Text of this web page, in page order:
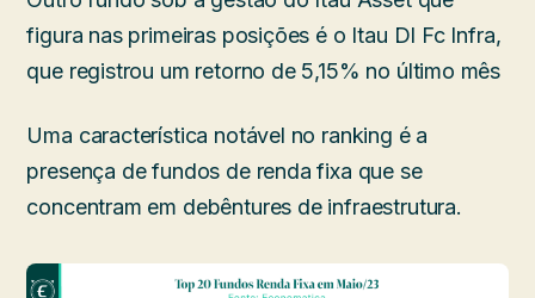
figura nas primeiras posições é o Itau DI Fc Infra,
que registrou um retorno de 5,15% no último mês
Uma característica notável no ranking é a
presença de fundos de renda fixa que se
concentram em debêntures de infraestrutura.